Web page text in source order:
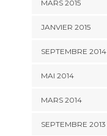
MARS 2015
JANVIER 2015
SEPTEMBRE 2014
MAI 2014
MARS 2014
SEPTEMBRE 2013